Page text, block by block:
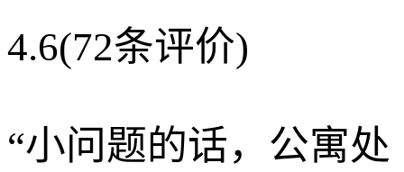
4.6(72条评价)
“小问题的话，公寓处